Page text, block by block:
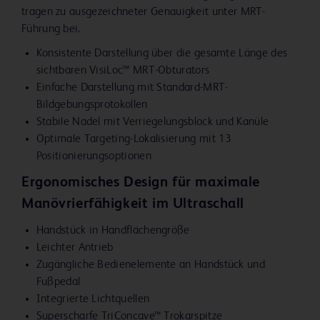
tragen zu ausgezeichneter Genauigkeit unter MRT-
Führung bei.
Konsistente Darstellung über die gesamte Länge des
sichtbaren VisiLoc™ MRT-Obturators
Einfache Darstellung mit Standard-MRT-
Bildgebungsprotokollen
Stabile Nadel mit Verriegelungsblock und Kanüle
Optimale Targeting-Lokalisierung mit 13
Positionierungsoptionen
Ergonomisches Design für maximale
Manövrierfähigkeit im Ultraschall
Handstück in Handflächengröße
Leichter Antrieb
Zugängliche Bedienelemente an Handstück und
Fußpedal
Integrierte Lichtquellen
Superscharfe TriConcave™ Trokarspitze
mitgelieferte Netzkabel NICHT mit
Verlängerungskabeln oder mit Adaptern mit zwei
bzw. drei Steckerstiften verwenden. Um das Risiko
eines Stromschlags zu vermeiden, dieses Gerät nur
an eine Steckdose mit Schutzleiter anschließen.
Zur Vermeidung von Interferenzen mit anderen
Geräten sollten die jeweiligen Kabel getrennt
voneinander geführt werden.
Die Verwendung von nicht mit dem EnCor Enspire™
mögliche Gefahrensituationen zur Folge haben.
Nur EnCor™ und EnCor™ MRT-Treiber mit Script-
Brustbiopsiesystem verwenden. Das System ist mit
früheren bzw. niedrigeren Treiber-Scriptversionen
nicht kompatibel. Die Script-Version wird während
der Systeminitialisierung erkannt und auf dem
Touchscreen angezeigt.